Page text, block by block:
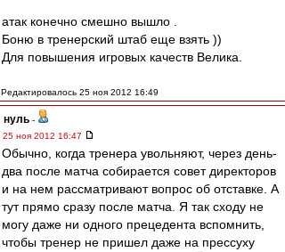
атак конечно смешно вышло .
Боню в тренерский штаб еще взять ))
Для повышения игровых качеств Велика.
Редактировалось 25 ноя 2012 16:49
нуль -
25 ноя 2012 16:47
Обычно, когда тренера увольняют, через день-
два после матча собирается совет директоров
и на нем рассматривают вопрос об отставке. А
тут прямо сразу после матча. Я так сходу не
могу даже ни одного прецедента вспомнить,
чтобы тренер не пришел даже на прессуху